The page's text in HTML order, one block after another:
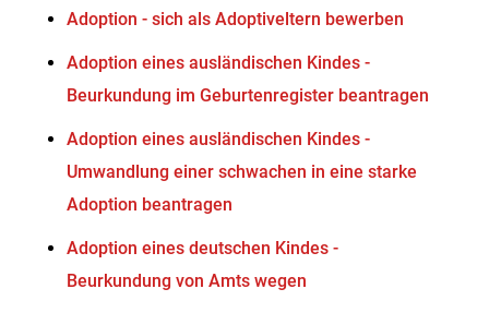
Adoption - sich als Adoptiveltern bewerben
Adoption eines ausländischen Kindes -
Beurkundung im Geburtenregister beantragen
Adoption eines ausländischen Kindes -
Umwandlung einer schwachen in eine starke
Adoption beantragen
Adoption eines deutschen Kindes -
Beurkundung von Amts wegen